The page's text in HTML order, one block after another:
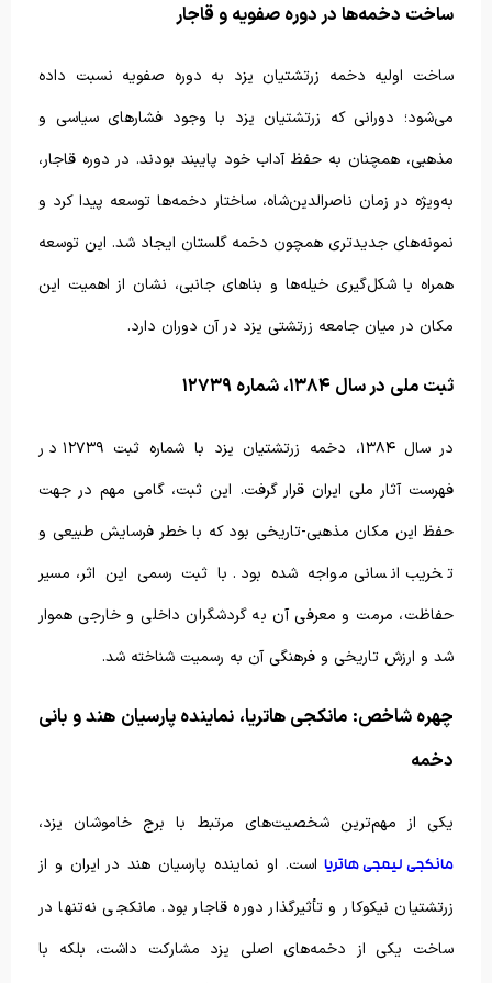
ساخت دخمه‌ها در دوره صفویه و قاجار
ساخت اولیه دخمه زرتشتیان یزد به دوره صفویه نسبت داده
می‌شود؛ دورانی که زرتشتیان یزد با وجود فشارهای سیاسی و
مذهبی، همچنان به حفظ آداب خود پایبند بودند. در دوره قاجار،
به‌ویژه در زمان ناصرالدین‌شاه، ساختار دخمه‌ها توسعه پیدا کرد و
نمونه‌های جدیدتری همچون دخمه گلستان ایجاد شد. این توسعه
همراه با شکل‌گیری خیله‌ها و بناهای جانبی، نشان از اهمیت این
مکان در میان جامعه زرتشتی یزد در آن دوران دارد.
ثبت ملی در سال ۱۳۸۴، شماره ۱۲۷۳۹
در سال ۱۳۸۴، دخمه زرتشتیان یزد با شماره ثبت ۱۲۷۳۹ در
فهرست آثار ملی ایران قرار گرفت. این ثبت، گامی مهم در جهت
حفظ این مکان مذهبی-تاریخی بود که با خطر فرسایش طبیعی و
تخریب انسانی مواجه شده بود. با ثبت رسمی این اثر، مسیر
حفاظت، مرمت و معرفی آن به گردشگران داخلی و خارجی هموار
شد و ارزش تاریخی و فرهنگی آن به رسمیت شناخته شد.
چهره شاخص: مانکجی هاتریا، نماینده پارسیان هند و بانی
دخمه
یکی از مهم‌ترین شخصیت‌های مرتبط با برج خاموشان یزد،
مانکجی لیمجی هاتریااست. او نماینده پارسیان هند در ایران و از
زرتشتیان نیکوکار و تأثیرگذار دوره قاجار بود. مانکجی نه‌تنها در
ساخت یکی از دخمه‌های اصلی یزد مشارکت داشت، بلکه با